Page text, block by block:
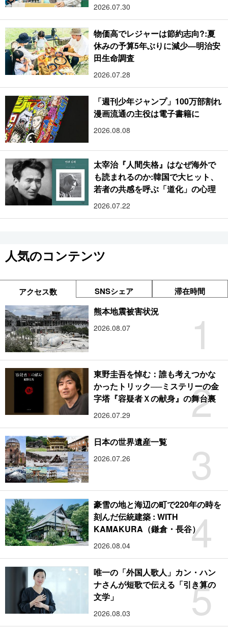
2026.07.30
物価高でレジャーは節約志向?:夏
休みの予算5年ぶりに減少―明治安
田生命調査
2026.07.28
「週刊少年ジャンプ」100万部割れ
漫画流通の主役は電子書籍に
2026.08.08
太宰治『人間失格』はなぜ海外で
も読まれるのか:韓国で大ヒット、
若者の共感を呼ぶ「道化」の心理
2026.07.22
人気のコンテンツ
アクセス数 SNSシェア 滞在時間
1
熊本地震被害状況
2026.08.07
2
東野圭吾を悼む：誰も考えつかな
かったトリック──ミステリーの金
字塔『容疑者Ｘの献身』の舞台裏
2026.07.29
3
日本の世界遺産一覧
2026.07.26
4
豪雪の地と海辺の町で220年の時を
刻んだ伝統建築 : WITH
KAMAKURA（鎌倉・長谷）
2026.08.04
5
唯一の「外国人歌人」カン・ハン
ナさんが短歌で伝える「引き算の
文学」
2026.08.03